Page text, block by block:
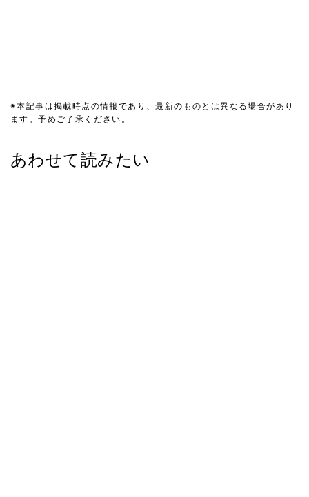
※本記事は掲載時点の情報であり、最新のものとは異なる場合があり
ます。予めご了承ください。
あわせて読みたい